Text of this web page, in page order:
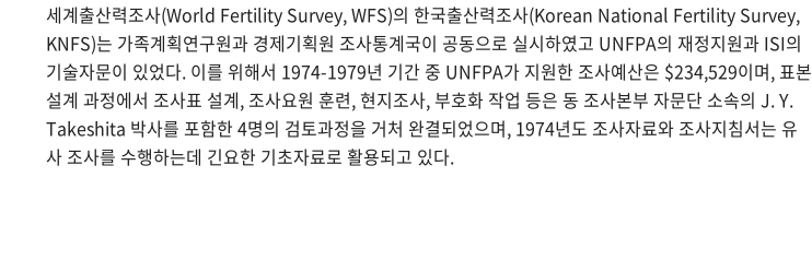
세계출산력조사(World Fertility Survey, WFS)의 한국출산력조사(Korean National Fertility Survey,
KNFS)는 가족계획연구원과 경제기획원 조사통계국이 공동으로 실시하였고 UNFPA의 재정지원과 ISI의
기술자문이 있었다. 이를 위해서 1974-1979년 기간 중 UNFPA가 지원한 조사예산은 $234,529이며, 표본
설계 과정에서 조사표 설계, 조사요원 훈련, 현지조사, 부호화 작업 등은 동 조사본부 자문단 소속의 J. Y.
Takeshita 박사를 포함한 4명의 검토과정을 거처 완결되었으며, 1974년도 조사자료와 조사지침서는 유
사 조사를 수행하는데 긴요한 기초자료로 활용되고 있다.